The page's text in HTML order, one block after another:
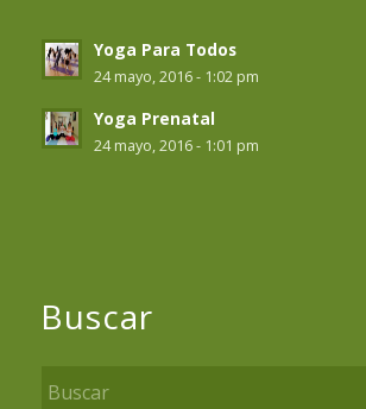
Yoga Para Todos
24 mayo, 2016 - 1:02 pm
Yoga Prenatal
24 mayo, 2016 - 1:01 pm
Buscar